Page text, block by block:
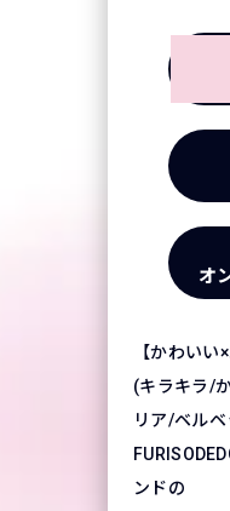
オ
【かわいい
(キラキラ/
リア/ベル
ンドの